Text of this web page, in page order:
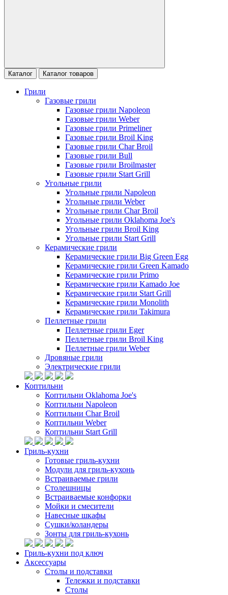
Каталог Каталог товаров
Грили
Газовые грили
Газовые грили Napoleon
Газовые грили Weber
Газовые грили Primeliner
Газовые грили Broil King
Газовые грили Char Broil
Газовые грили Bull
Газовые грили Broilmaster
Газовые грили Start Grill
Угольные грили
Угольные грили Napoleon
Угольные грили Weber
Угольные грили Char Broil
Угольные грили Oklahoma Joe's
Угольные грили Broil King
Угольные грили Start Grill
Керамические грили
Керамические грили Big Green Egg
Керамические грили Green Kamado
Керамические грили Primo
Керамические грили Kamado Joe
Керамические грили Start Grill
Керамические грили Monolith
Керамические грили Takimura
Пеллетные грили
Пеллетные грили Eger
Пеллетные грили Broil King
Пеллетные грили Weber
Дровяные грили
Электрические грили
Коптильни
Коптильни Oklahoma Joe's
Коптильни Napoleon
Коптильни Char Broil
Коптильни Weber
Коптильни Start Grill
Гриль-кухни
Готовые гриль-кухни
Модули для гриль-кухонь
Встраиваемые грили
Столешницы
Встраиваемые конфорки
Мойки и смесители
Навесные шкафы
Сушки/коландеры
Зонты для гриль-кухонь
Гриль-кухни под ключ
Аксессуары
Столы и подставки
Тележки и подставки
Столы